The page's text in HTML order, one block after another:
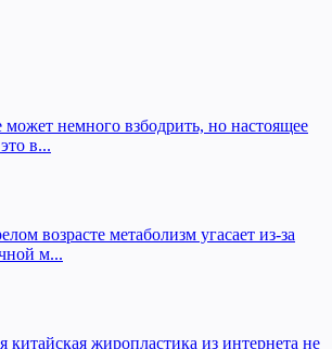
немного взбодрить, но настоящее
в...
возрасте метаболизм угасает из-за
м...
китайская жиропластика из интернета не